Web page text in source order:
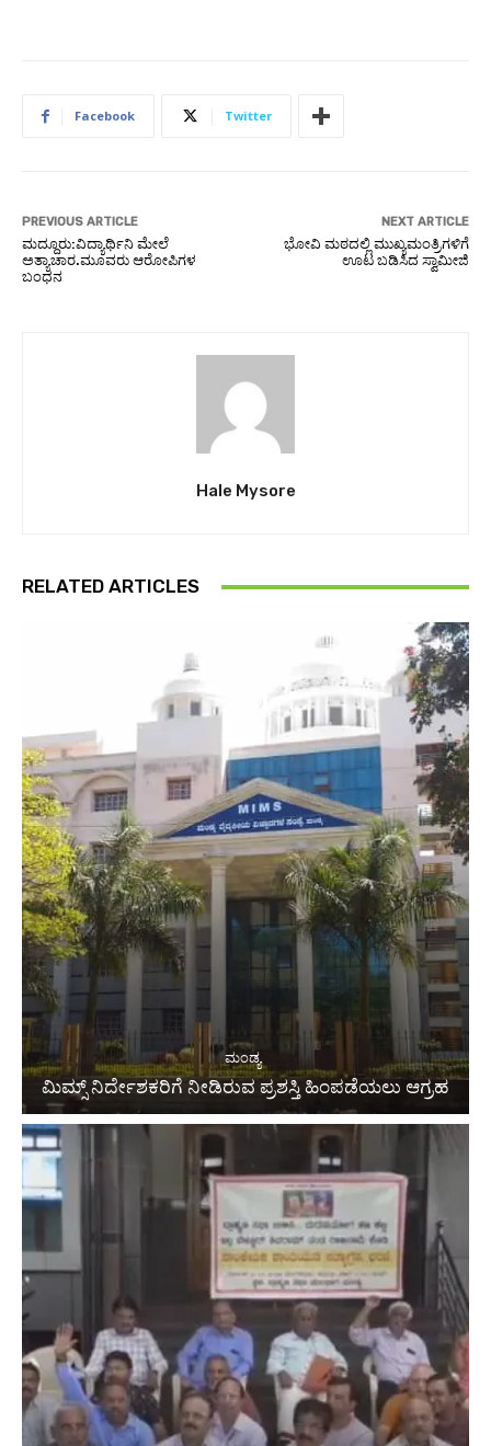
Facebook Twitter
PREVIOUS ARTICLE
ಮದ್ದೂರು:ವಿದ್ಯಾರ್ಥಿನಿ ಮೇಲೆ
ಅತ್ಯಾಚಾರ.ಮೂವರು ಆರೋಪಿಗಳ
ಬಂಧನ
NEXT ARTICLE
ಭೋವಿ ಮಠದಲ್ಲಿ ಮುಖ್ಯಮಂತ್ರಿಗಳಿಗೆ
ಊಟ ಬಡಿಸಿದ ಸ್ವಾಮೀಜಿ
Hale Mysore
RELATED ARTICLES
ಮಂಡ್ಯ
ಮಿಮ್ಸ್ ನಿರ್ದೇಶಕರಿಗೆ ನೀಡಿರುವ ಪ್ರಶಸ್ತಿ ಹಿಂಪಡೆಯಲು ಆಗ್ರಹ